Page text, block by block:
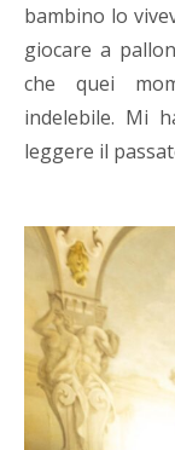
bambino lo
giocare a
che quei
indelebile. Mi
leggere il